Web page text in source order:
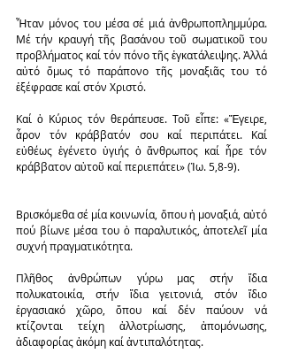
Ἦταν μόνος του μέσα σέ μιά ἀνθρωποπλημμύρα.
Μέ τήν κραυγή τῆς βασάνου τοῦ σωματικοῦ του
προβλήματος καί τόν πόνο τῆς ἐγκατάλειψης. Ἀλλά
αὐτό ὅμως τό παράπονο τῆς μοναξιᾶς του τό
ἐξέφρασε καί στόν Χριστό.
Καί ὁ Κύριος τόν θεράπευσε. Τοῦ εἶπε: «Ἔγειρε,
ἆρον τόν κράββατόν σου καί περιπάτει. Καί
εὐθέως ἐγένετο ὑγιής ὁ ἄνθρωπος καί ἦρε τόν
κράββατον αὐτοῦ καί περιεπάτει» (Ἰω. 5,8-9).
Βρισκόμεθα σέ μία κοινωνία, ὅπου ἡ μοναξιά, αὐτό
πού βίωνε μέσα του ὁ παραλυτικός, ἀποτελεῖ μία
συχνή πραγματικότητα.
Πλῆθος ἀνθρώπων γύρω μας στήν ἴδια
πολυκατοικία, στήν ἴδια γειτονιά, στόν ἴδιο
ἐργασιακό χῶρο, ὅπου καί δέν παύουν νά
κτίζονται τείχη ἀλλοτρίωσης, ἀπομόνωσης,
ἀδιαφορίας ἀκόμη καί ἀντιπαλότητας.